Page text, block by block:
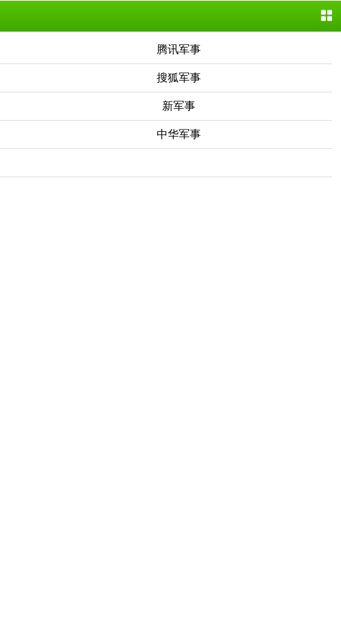
腾讯军事
搜狐军事
新军事
中华军事